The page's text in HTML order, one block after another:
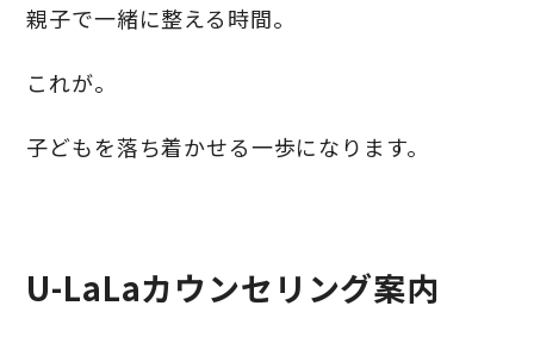
親子で一緒に整える時間。
これが。
子どもを落ち着かせる一歩になります。
U-LaLaカウンセリング案内